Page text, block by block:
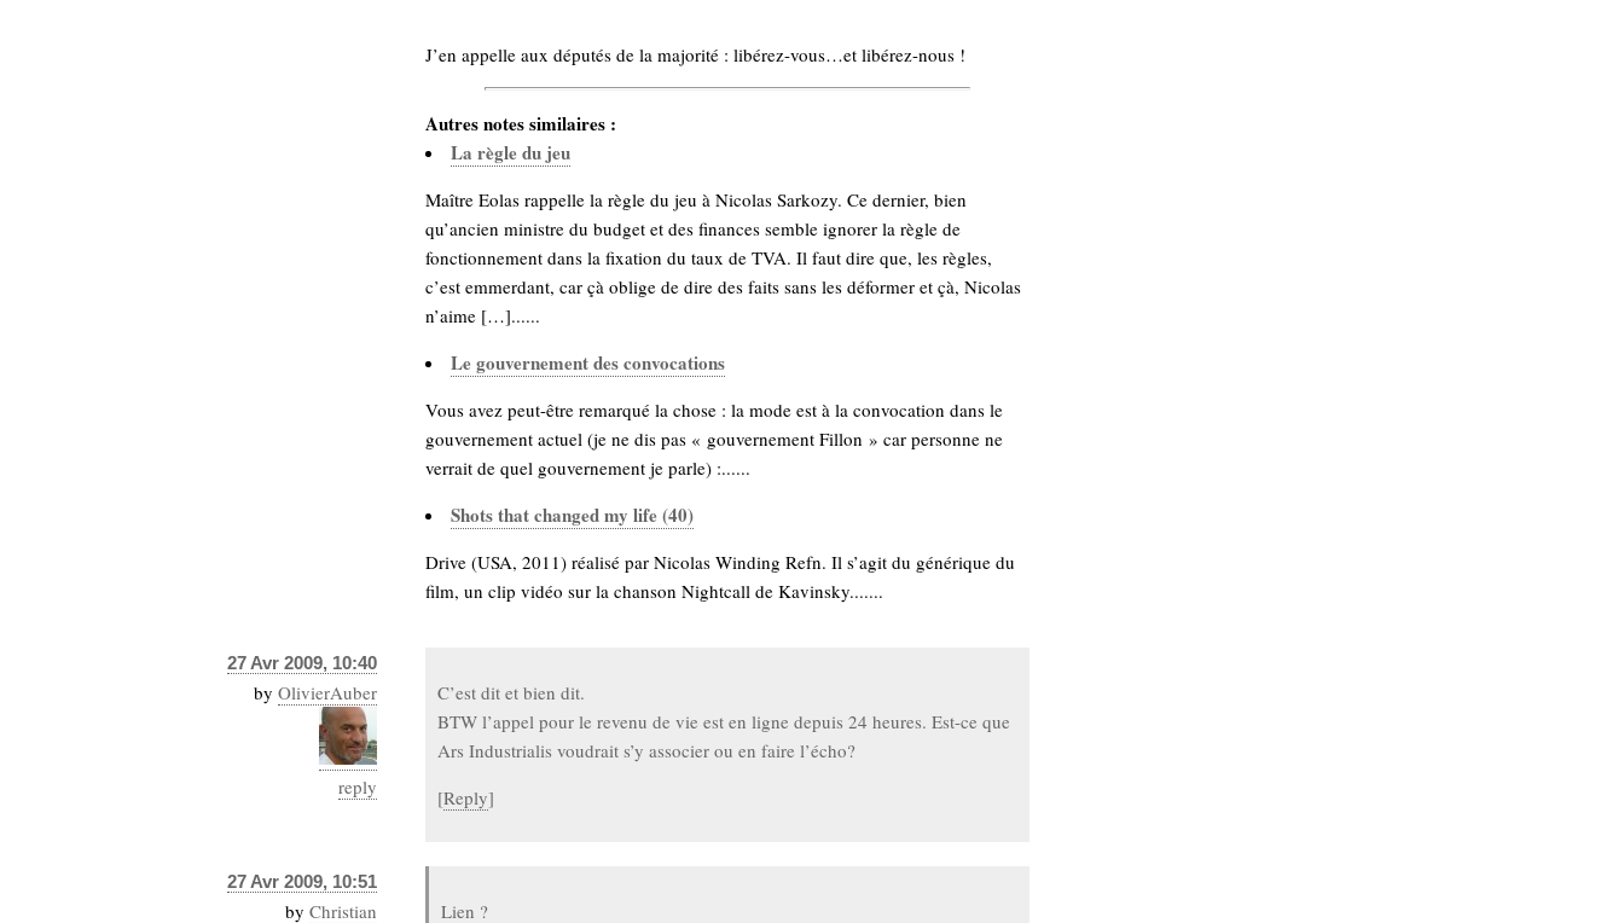
J’en appelle aux députés de la majorité : libérez-vous…et libérez-nous !
Autres notes similaires :
La règle du jeu
Maître Eolas rappelle la règle du jeu à Nicolas Sarkozy. Ce dernier, bien
qu’ancien ministre du budget et des finances semble ignorer la règle de
fonctionnement dans la fixation du taux de TVA. Il faut dire que, les règles,
c’est emmerdant, car çà oblige de dire des faits sans les déformer et çà, Nicolas
n’aime […]......
Le gouvernement des convocations
Vous avez peut-être remarqué la chose : la mode est à la convocation dans le
gouvernement actuel (je ne dis pas « gouvernement Fillon » car personne ne
verrait de quel gouvernement je parle) :......
Shots that changed my life (40)
Drive (USA, 2011) réalisé par Nicolas Winding Refn. Il s’agit du générique du
film, un clip vidéo sur la chanson Nightcall de Kavinsky.......
27 Avr 2009, 10:40
by OlivierAuber
reply
C’est dit et bien dit.
BTW l’appel pour le revenu de vie est en ligne depuis 24 heures. Est-ce que
Ars Industrialis voudrait s’y associer ou en faire l’écho?
[Reply]
27 Avr 2009, 10:51
by Christian
Lien ?